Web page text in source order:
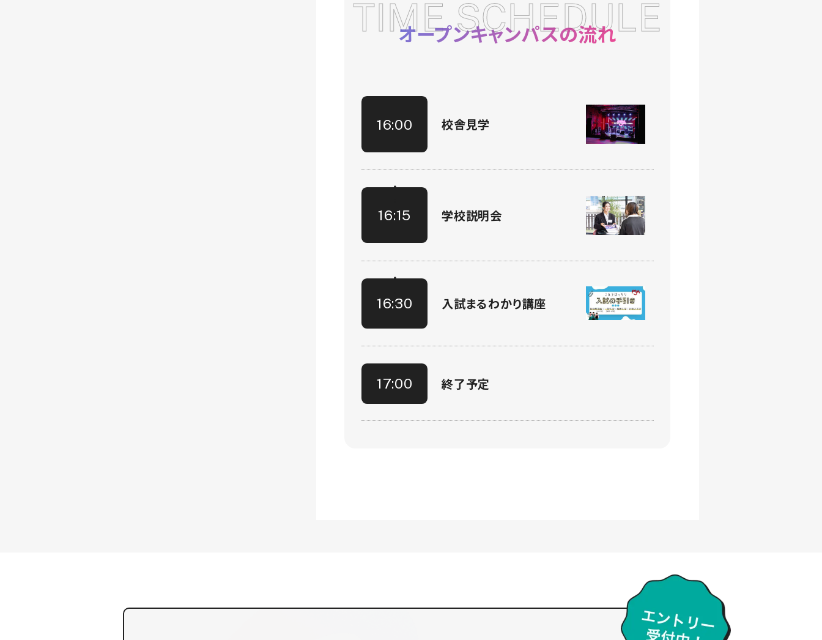
TIME SCHEDULE
オープンキャンパスの流れ
16:00 校舎見学
16:15 学校説明会
16:30 入試まるわかり講座
17:00 終了予定